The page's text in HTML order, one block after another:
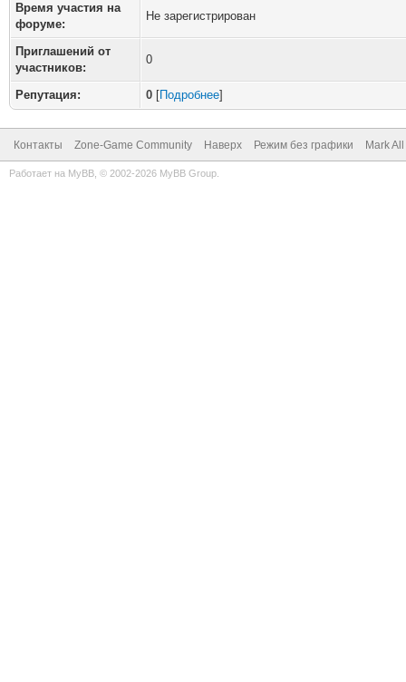
Время участия на
форуме:
Не зарегистрирован
Приглашений от
участников:
0
Репутация: 0 [Подробнее]
Контакты Zone-Game Community Наверх Режим без графики Mark
Работает на MyBB , © 2002-2026 MyBB Group